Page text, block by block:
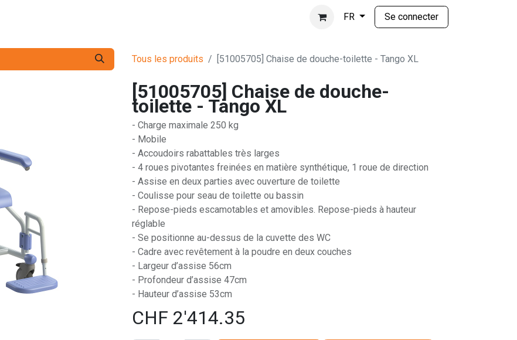
FR Se connecter
Tous les produits [51005705] Chaise de douche-toilette - Tango XL
[51005705] Chaise de douche-
toilette - Tango XL
- Charge maximale 250 kg
- Mobile
- Accoudoirs rabattables très larges
- 4 roues pivotantes freinées en matière synthétique, 1 roue de direction
- Assise en deux parties avec ouverture de toilette
- Coulisse pour seau de toilette ou bassin
- Repose-pieds escamotables et amovibles. Repose-pieds à hauteur
réglable
- Se positionne au-dessus de la cuvette des WC
- Cadre avec revêtement à la poudre en deux couches
- Largeur d’assise 56cm
- Profondeur d’assise 47cm
- Hauteur d’assise 53cm
CHF 2'414.35